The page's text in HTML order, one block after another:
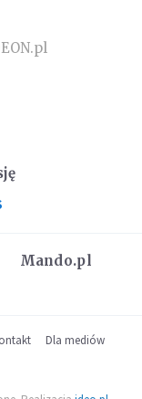
Mando.pl
Dla mediów